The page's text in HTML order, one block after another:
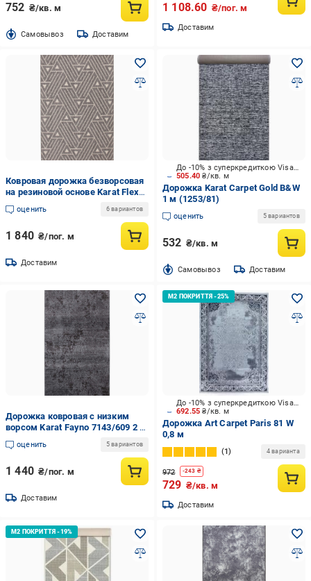
752 ₴/кв. м
Cамовывоз Доставим
1 108.60 ₴/пог. м
Доставим
Ковровая дорожка безворсовая
на резиновой основе Karat Flex
19648/811 2 м Темно-серый (00-
00013044)
оценить 6 вариантов
1 840 ₴/пог. м
Доставим
505.40₴/кв. м
До -10% з суперкредиткою Visa Вигода
Дорожка Karat Carpet Gold B&W
1 м (1253/81)
оценить 5 вариантов
532 ₴/кв. м
Cамовывоз Доставим
Дорожка ковровая с низким
ворсом Karat Fayno 7143/609 2 м
Темно-серый (00-00022340)
оценить 5 вариантов
1 440 ₴/пог. м
Доставим
692.55₴/кв. м
До -10% з суперкредиткою Visa Вигода
Дорожка Art Carpet Paris 81 W
0,8 м
1 4 варианта
972 -243 ₴
729 ₴/кв. м
Доставим